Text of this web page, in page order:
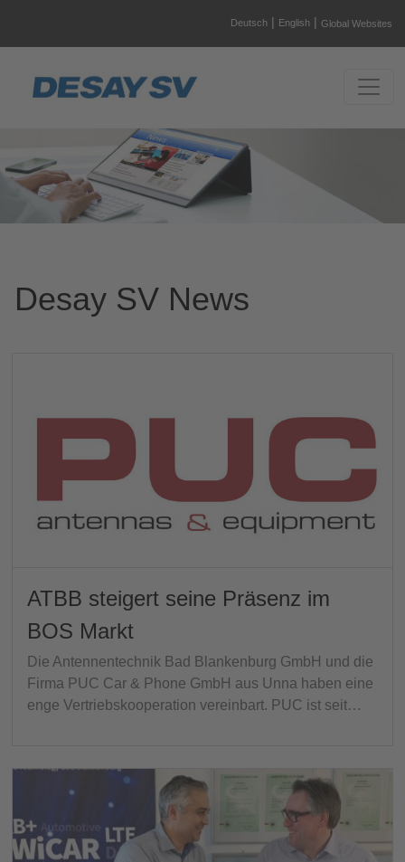
Deutsch | English | Global Websites
Desay SV News
ATBB steigert seine Präsenz im
BOS Markt
Die Antennentechnik Bad Blankenburg GmbH und die
Firma PUC Car & Phone GmbH aus Unna haben eine
enge Vertriebskooperation vereinbart. PUC ist seit…